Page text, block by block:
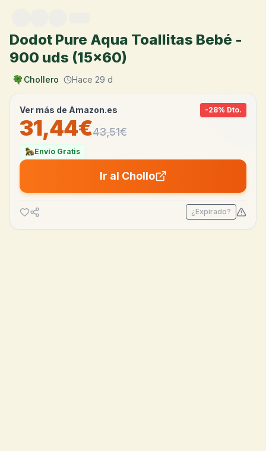
Dodot Pure Aqua Toallitas Bebé -
900 uds (15x60)
Chollero Hace 29 d
Ver más de Amazon.es -28% Dto.
31,44€43,51€
Envío Gratis
Ir al Chollo
¿Expirado?